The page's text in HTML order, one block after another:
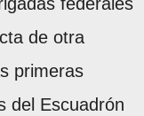
de otra
primeras
del Escuadrón